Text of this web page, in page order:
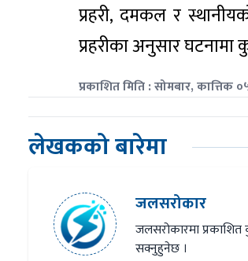
प्रहरी, दमकल र
प्रहरीका अनुसार
प्रकाशित मिति : सोमबार,
लेखकको बारेमा
जलसरोकार
जलसरोकारमा प्रकाशित
सक्नुहुनेछ ।